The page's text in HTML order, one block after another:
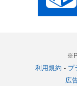
利用規約 - プ
広